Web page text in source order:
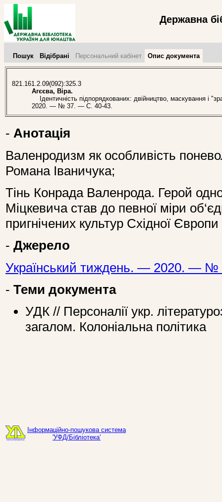
Державна
Пошук Відібрані Персональний кабінет Опис документа
821.161.2.09(092):325.3
Агєєва, Віра.
Ідентичність підпорядкованих: двійництво, маскування і
2020. — № 37. — С. 40-43.
- Анотація
Валенродизм як особливість
Романа Іваничука;
Тінь Конрада Валенрода. Герой
Міцкевича став до певної міри
пригнічених культур Східної Європи
- Джерело
Український тиждень. — 2020. — №
- Теми документа
УДК // Персоналії укр.
загалом. Колоніальна політика
Інформаційно-пошукова система
'УФД/Бібліотека'